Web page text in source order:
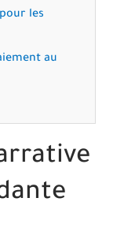
les
au